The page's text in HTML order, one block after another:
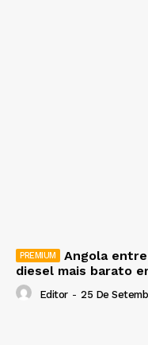
Angola
diesel mais barato
Editor - 25 De